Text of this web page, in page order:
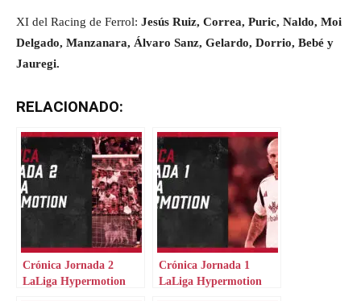
XI del Racing de Ferrol: Jesús Ruiz, Correa, Puric, Naldo, Moi
Delgado, Manzanara, Álvaro Sanz, Gelardo, Dorrio, Bebé y
Jauregi.
RELACIONADO:
Crónica Jornada 2
LaLiga Hypermotion
Crónica Jornada 1
LaLiga Hypermotion